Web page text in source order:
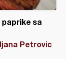
paprike sa
Petrovic